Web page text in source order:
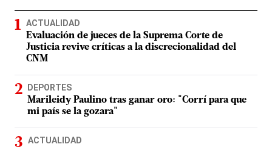
ACTUALIDAD
Evaluación de jueces de la Suprema Corte de
Justicia revive críticas a la discrecionalidad del
CNM
DEPORTES
Marileidy Paulino tras ganar oro: "Corrí para que
mi país se la gozara"
ACTUALIDAD